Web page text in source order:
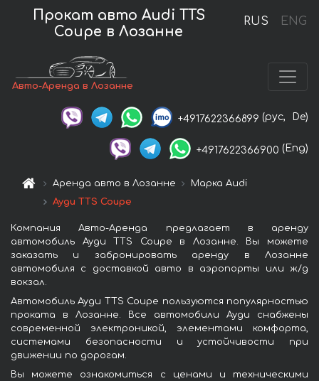
RUS ENG
Прокат авто Audi TTS
Coupe в Лозанне
Авто-Аренда в Лозанне
+4917622366899 (рус, De)
+4917622366900 (Eng)
Аренда авто в Лозанне
Марка Audi
Ауди TTS Coupe
Компания Авто-Аренда предлагает в аренду
автомобиль Ауди TTS Coupe в Лозанне. Вы можете
заказать и забронировать аренду в Лозанне
автомобиля с доставкой авто в аэропорты или ж/д
вокзал.
Автомобиль Ауди TTS Coupe пользуются популярностью
проката в Лозанне. Все автомобили Ауди снабжены
современной электроникой, элементами комфорта,
системами безопасности и устойчивости при
движении по дорогам.
Вы можете ознакомиться с ценами и техническими